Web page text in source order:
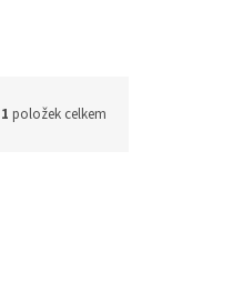
1 položek celkem